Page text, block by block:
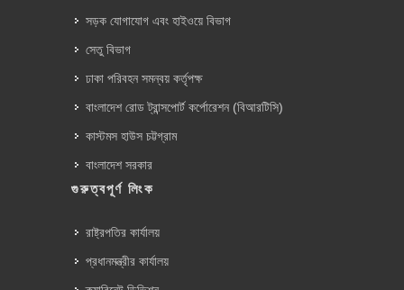
সড়ক যোগাযোগ এবং হাইওয়ে বিভাগ
সেতু বিভাগ
ঢাকা পরিবহন সমন্বয় কর্তৃপক্ষ
বাংলাদেশ রোড ট্রান্সপোর্ট কর্পোরেশন (বিআরটিসি)
কাস্টমস হাউস চট্টগ্রাম
বাংলাদেশ সরকার
গুরুত্বপূর্ণ লিংক
রাষ্ট্রপতির কার্যালয়
প্রধানমন্ত্রীর কার্যালয়